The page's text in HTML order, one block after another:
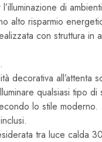
di
alto risparmio
con struttura in
decorativa all’attenta
qualsiasi tipo
lo stile moderno.
tra luce calda